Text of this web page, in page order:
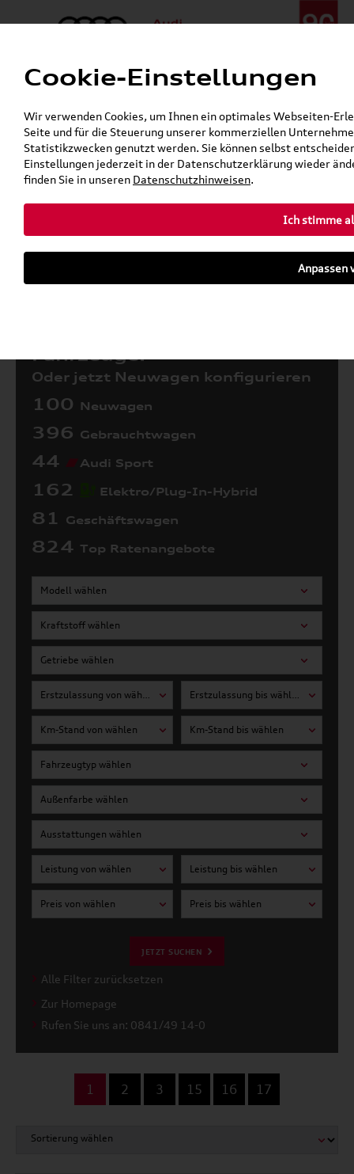
Menü
24h-Pannenhilfe:+49 (0)171 / 870 72 87
Gerade geöffnet
Verkauf:Mo. - Fr. 08:00 - 19:00 Uhr Sa. 09:00 - 13:00 Uhr
Service:Mo. - Fr. 06:00 - 20:00 Uhr Sa. 08:00 - 13:00 Uhr
Zurück zur Startseite
Fahrzeuge:
Oder jetzt Neuwagen konfigurieren
100 Neuwagen
396 Gebrauchtwagen
44 Audi Sport
162 Elektro/Plug-In-Hybrid
81 Geschäftswagen
824 Top Ratenangebote
Modell wählen
Kraftstoff wählen
Getriebe wählen
Erstzulassung von wählen Erstzulassung bis wählen
Km-Stand von wählen Km-Stand bis wählen
Fahrzeugtyp wählen
Außenfarbe wählen
Ausstattungen wählen
Leistung von wählen Leistung bis wählen
Preis von wählen Preis bis wählen
JETZT SUCHEN
Alle Filter zurücksetzen
Zur Homepage
Rufen Sie uns an: 0841/49 14-0
1 2 3 15 16 17
Cookie-Einstellungen
Wir verwenden Cookies, um Ihnen ein optimales Webseiten-
Seite und für die Steuerung unserer kommerziellen
Statistikzwecken genutzt werden. Sie können selbst
Einstellungen jederzeit in der Datenschutzerklärung wieder
finden Sie in unseren Datenschutzhinweisen.
Ich stimme
Anpassen